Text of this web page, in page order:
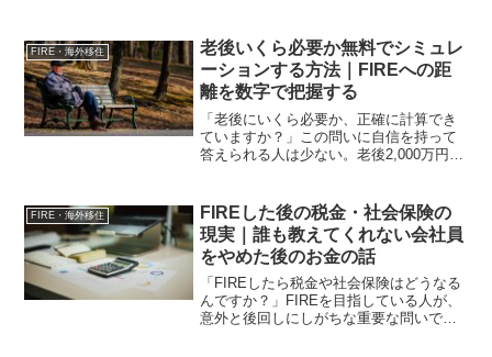
目標かどうかが分かります。私は手取り
15万円前後か...
FIRE・海外移住
老後いくら必要か無料でシミュレ
ーションする方法｜FIREへの距
離を数字で把握する
「老後にいくら必要か、正確に計算でき
ていますか？」この問いに自信を持って
答えられる人は少ない。老後2,000万円と
に・2,000万円は平均的な試算であり、あ
なたの数字では...
FIRE・海外移住
FIREした後の税金・社会保険の
現実｜誰も教えてくれない会社員
をやめた後のお金の話
「FIREしたら税金や社会保険はどうなる
んですか？」FIREを目指している人が、
意外と後回しにしがちな重要な問いで